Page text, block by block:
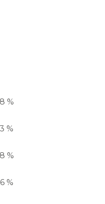
%
%
%
%